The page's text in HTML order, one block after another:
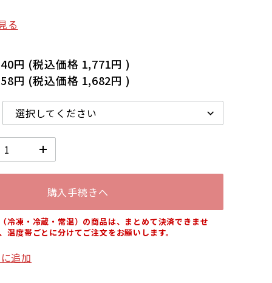
る
円 (税込価格 1,771円 )
円 (税込価格 1,682円 )
購入手続きへ
冷凍・冷蔵・常温）の商品は、まとめて決済できませ
温度帯ごとに分けてご注文をお願いします。
追加